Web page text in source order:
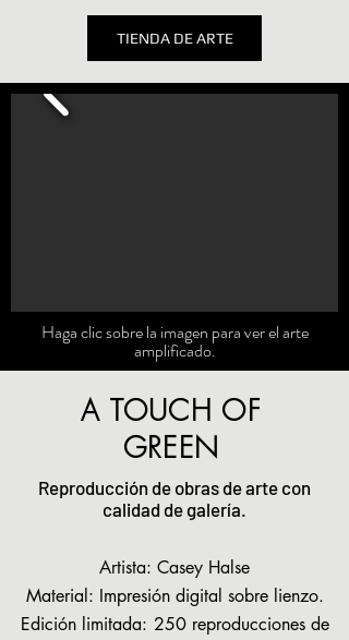
TIENDA DE ARTE
Haga clic sobre la imagen para ver el arte
amplificado.
A TOUCH OF
GREEN
Reproducción de obras de arte con
calidad de galería.
Artista: Casey Halse
Material: Impresión digital sobre lienzo.
Edición limitada: 250 reproducciones de